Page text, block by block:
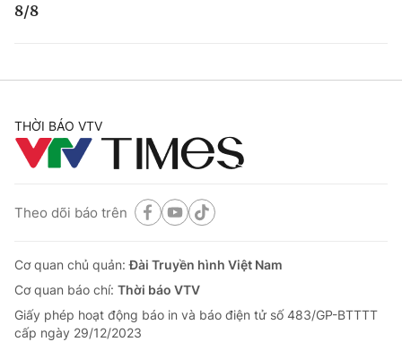
8/8
THỜI BÁO VTV
Theo dõi báo trên
Cơ quan chủ quản:Đài Truyền hình Việt Nam
Cơ quan báo chí: Thời báo VTV
Giấy phép hoạt động báo in và báo điện tử số 483/GP-BTTTT
cấp ngày 29/12/2023